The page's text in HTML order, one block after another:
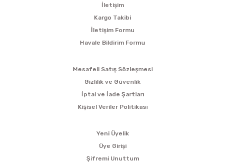
İletişim
Kargo Takibi
İletişim Formu
Havale Bildirim Formu
Mesafeli Satış Sözleşmesi
Gizlilik ve Güvenlik
İptal ve İade Şartları
Kişisel Veriler Politikası
Yeni Üyelik
Üye Girişi
Şifremi Unuttum